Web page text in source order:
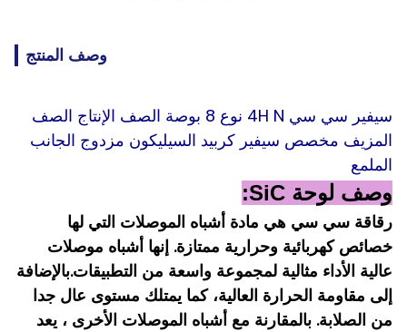
وصف المنتج
سيفير سي سي 4H N نوع 8 بوصة الصف الإنتاج الصف
المزيف مخصص سيفير كربيد السيليكون مزدوج الجانب
الملمع
وصف لوحة SiC:
رقاقة سي سي هي مادة أشباه الموصلات التي لها
خصائص كهربائية وحرارية ممتازة. إنها أشباه موصلات
عالية الأداء مثالية لمجموعة واسعة من التطبيقات.بالإضافة
إلى مقاومة الحرارة العالية، كما يمتلك مستوى عال جدا
من الصلابة. بالمقارنة مع أشباه الموصلات الأخرى ، يعد